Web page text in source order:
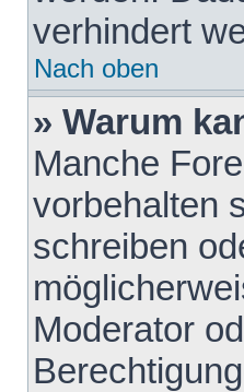
verhindert
Nach oben
» Warum
Manche
vorbehalten
schreiben
Moderator